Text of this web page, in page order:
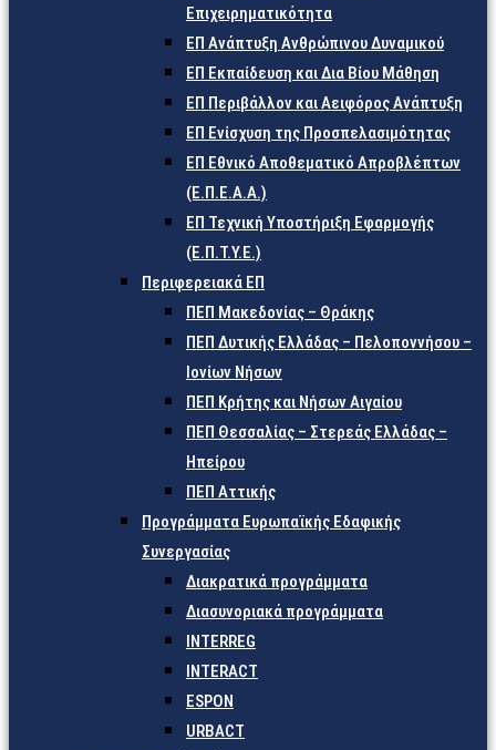
Επιχειρηματικότητα
ΕΠ Ανάπτυξη Ανθρώπινου Δυναμικού
ΕΠ Εκπαίδευση και Δια Βίου Μάθηση
ΕΠ Περιβάλλον και Αειφόρος Ανάπτυξη
ΕΠ Ενίσχυση της Προσπελασιμότητας
ΕΠ Εθνικό Αποθεματικό Απροβλέπτων
(Ε.Π.Ε.Α.Α.)
ΕΠ Τεχνική Υποστήριξη Εφαρμογής
(Ε.Π.Τ.Υ.Ε.)
Περιφερειακά ΕΠ
ΠΕΠ Μακεδονίας – Θράκης
ΠΕΠ Δυτικής Ελλάδας – Πελοποννήσου –
Ιονίων Νήσων
ΠΕΠ Κρήτης και Νήσων Αιγαίου
ΠΕΠ Θεσσαλίας – Στερεάς Ελλάδας –
Ηπείρου
ΠΕΠ Αττικής
Προγράμματα Ευρωπαϊκής Εδαφικής
Συνεργασίας
Διακρατικά προγράμματα
Διασυνοριακά προγράμματα
INTERREG
INTERACT
ESPON
URBACT